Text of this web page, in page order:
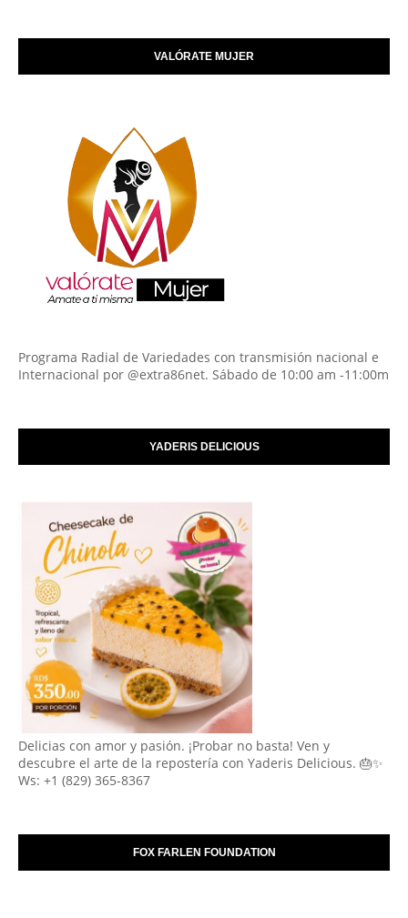
VALÓRATE MUJER
Programa Radial de Variedades con transmisión nacional e
Internacional por @extra86net. Sábado de 10:00 am -11:00m
YADERIS DELICIOUS
Delicias con amor y pasión. ¡Probar no basta! Ven y
descubre el arte de la repostería con Yaderis Delicious. 🎂✨
Ws: +1 (829) 365-8367
FOX FARLEN FOUNDATION